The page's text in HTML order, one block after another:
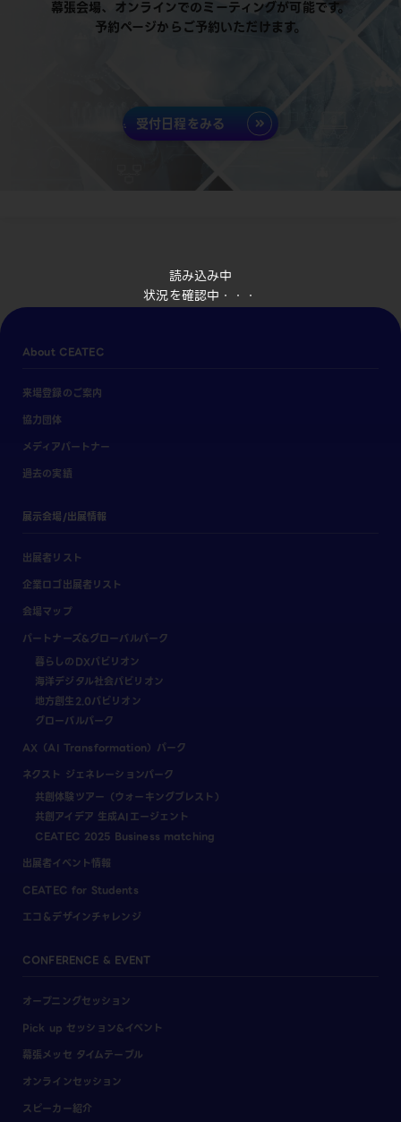
読み込み中
状況を確認中・・・
幕張会場、オンラインでのミーティングが可能です。
予約ページからご予約いただけます。
受付日程をみる
About CEATEC
来場登録のご案内
協力団体
メディアパートナー
過去の実績
展示会場/出展情報
出展者リスト
企業ロゴ出展者リスト
会場マップ
パートナーズ&グローバルパーク
暮らしのDXパビリオン
海洋デジタル社会パビリオン
地方創生2.0パビリオン
グローバルパーク
AX（AI Transformation）パーク
ネクスト ジェネレーションパーク
共創体験ツアー（ウォーキングブレスト）
共創アイデア 生成AIエージェント
CEATEC 2025 Business matching
出展者イベント情報
CEATEC for Students
エコ＆デザインチャレンジ
CONFERENCE & EVENT
オープニングセッション
Pick up セッション&イベント
幕張メッセ タイムテーブル
オンラインセッション
スピーカー紹介